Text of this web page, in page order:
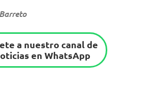
a nuestro canal de
en WhatsApp